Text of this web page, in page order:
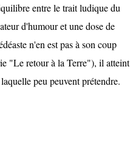
entre le trait ludique du
d'humour et une dose de
n'en est pas à son coup
"Le retour à la Terre"), il atteint
peu peuvent prétendre.